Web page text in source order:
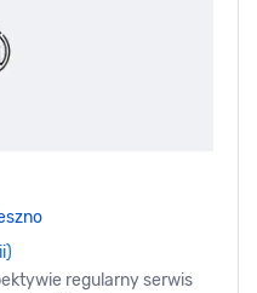
regularny serwis